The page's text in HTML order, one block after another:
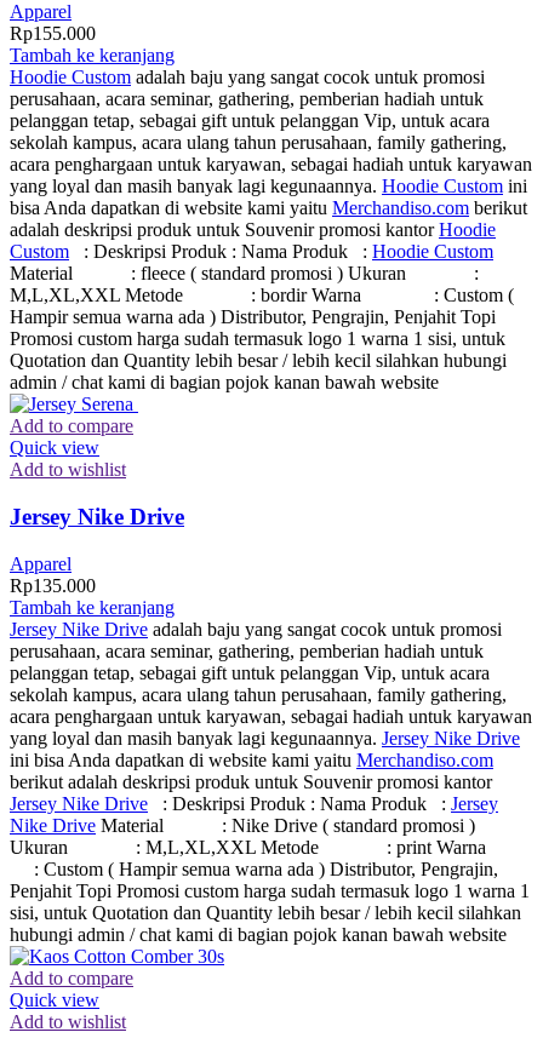
Apparel
Rp155.000
Tambah ke keranjang
Hoodie Custom adalah baju yang sangat cocok untuk promosi
perusahaan, acara seminar, gathering, pemberian hadiah untuk
pelanggan tetap, sebagai gift untuk pelanggan Vip, untuk acara
sekolah kampus, acara ulang tahun perusahaan, family gathering,
acara penghargaan untuk karyawan, sebagai hadiah untuk karyawan
yang loyal dan masih banyak lagi kegunaannya. Hoodie Custom ini
bisa Anda dapatkan di website kami yaitu Merchandiso.com berikut
adalah deskripsi produk untuk Souvenir promosi kantorHoodie
Custom : Deskripsi Produk : Nama Produk : Hoodie Custom
Material : fleece ( standard promosi ) Ukuran :
M,L,XL,XXL Metode : bordir Warna : Custom (
Hampir semua warna ada ) Distributor, Pengrajin, Penjahit Topi
Promosi custom harga sudah termasuk logo 1 warna 1 sisi, untuk
Quotation dan Quantity lebih besar / lebih kecil silahkan hubungi
admin / chat kami di bagian pojok kanan bawah website
Add to compare
Quick view
Add to wishlist
Jersey Nike Drive
Apparel
Rp135.000
Tambah ke keranjang
Jersey Nike Drive adalah baju yang sangat cocok untuk promosi
perusahaan, acara seminar, gathering, pemberian hadiah untuk
pelanggan tetap, sebagai gift untuk pelanggan Vip, untuk acara
sekolah kampus, acara ulang tahun perusahaan, family gathering,
acara penghargaan untuk karyawan, sebagai hadiah untuk karyawan
yang loyal dan masih banyak lagi kegunaannya. Jersey Nike Drive
ini bisa Anda dapatkan di website kami yaitu Merchandiso.com
berikut adalah deskripsi produk untuk Souvenir promosi kantor
Jersey Nike Drive : Deskripsi Produk : Nama Produk : Jersey
Nike Drive Material : Nike Drive ( standard promosi )
Ukuran : M,L,XL,XXL Metode : print Warna
: Custom ( Hampir semua warna ada ) Distributor, Pengrajin,
Penjahit Topi Promosi custom harga sudah termasuk logo 1 warna 1
sisi, untuk Quotation dan Quantity lebih besar / lebih kecil silahkan
hubungi admin / chat kami di bagian pojok kanan bawah website
Add to compare
Quick view
Add to wishlist